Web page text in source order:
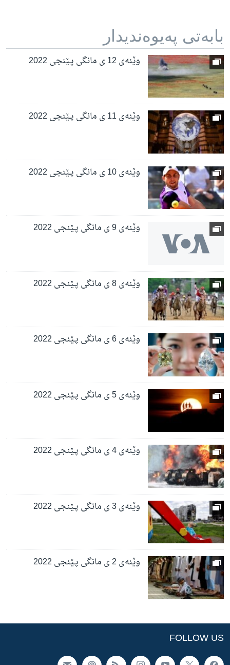
بابه‌تی په‌یوه‌ندیدار
وێنەی 12 ی مانگی پـێنجی 2022
وێنەی 11 ی مانگی پـێنجی 2022
وێنەی 10 ی مانگی پـێنجی 2022
وێنەی 9 ی مانگی پـێنجی 2022
وێنەی 8 ی مانگی پـێنجی 2022
وێنەی 6 ی مانگی پـێنجی 2022
وێنەی 5 ی مانگی پـێنجی 2022
وێنەی 4 ی مانگی پـێنجی 2022
وێنەی 3 ی مانگی پـێنجی 2022
وێنەی 2 ی مانگی پـێنجی 2022
FOLLOW US